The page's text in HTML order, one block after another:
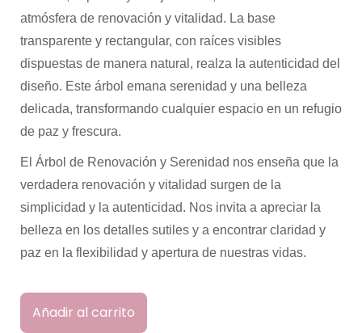
atmósfera de renovación y vitalidad. La base
transparente y rectangular, con raíces visibles
dispuestas de manera natural, realza la autenticidad del
diseño. Este árbol emana serenidad y una belleza
delicada, transformando cualquier espacio en un refugio
de paz y frescura.
El Árbol de Renovación y Serenidad nos enseña que la
verdadera renovación y vitalidad surgen de la
simplicidad y la autenticidad. Nos invita a apreciar la
belleza en los detalles sutiles y a encontrar claridad y
paz en la flexibilidad y apertura de nuestras vidas.
Añadir al carrito